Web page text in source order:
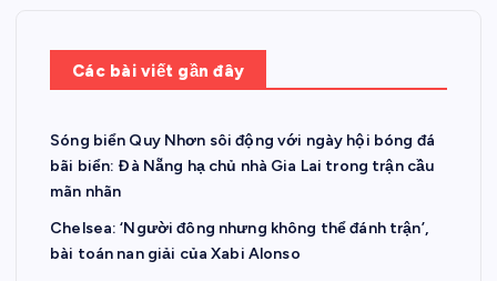
Các bài viết gần đây
Sóng biển Quy Nhơn sôi động với ngày hội bóng đá
bãi biển: Đà Nẵng hạ chủ nhà Gia Lai trong trận cầu
mãn nhãn
Chelsea: ‘Người đông nhưng không thể đánh trận’,
bài toán nan giải của Xabi Alonso